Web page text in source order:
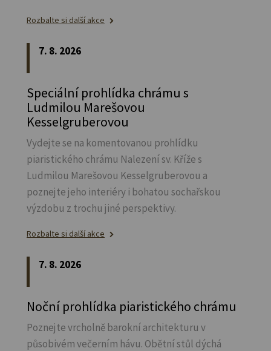
Rozbalte si další akce
7. 8. 2026
Speciální prohlídka chrámu s
Ludmilou Marešovou
Kesselgruberovou
Vydejte se na komentovanou prohlídku
piaristického chrámu Nalezení sv. Kříže s
Ludmilou Marešovou Kesselgruberovou a
poznejte jeho interiéry i bohatou sochařskou
výzdobu z trochu jiné perspektivy.
Rozbalte si další akce
7. 8. 2026
Noční prohlídka piaristického chrámu
Poznejte vrcholně barokní architekturu v
působivém večerním hávu. Obětní stůl dýchá